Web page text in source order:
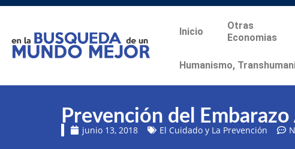
Inicio
Otras
Economias
Humanismo,
Prevención del
junio 13, 2018 El Cuidado y La Prevención